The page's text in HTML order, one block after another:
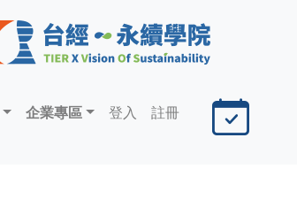
企業專區 登入 註冊